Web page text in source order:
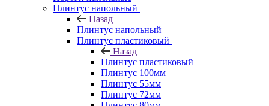
Плинтус напольный
Назад
Плинтус напольный
Плинтус пластиковый
Назад
Плинтус пластиковый
Плинтус 100мм
Плинтус 55мм
Плинтус 72мм